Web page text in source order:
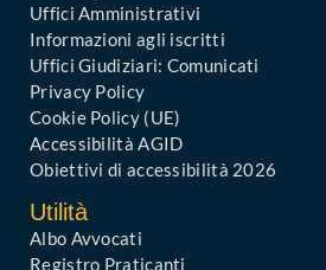
Uffici Amministrativi
Informazioni agli iscritti
Uffici Giudiziari: Comunicati
Privacy Policy
Cookie Policy (UE)
Accessibilità AGID
Obiettivi di accessibilità 2026
Utilità
Albo Avvocati
Registro Praticanti